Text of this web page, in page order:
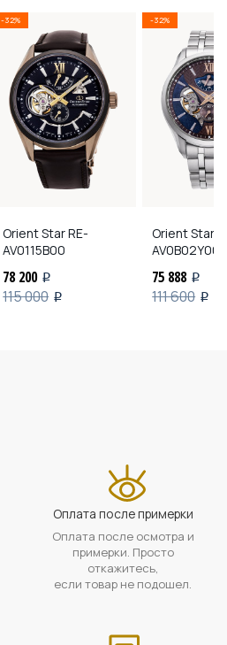
-32%
Orient StarRE-
AV0115B00
78 200 i
115 000 i
-32%
Orient Star
AV0B02Y00
75 888 i
111 600 i
Оплата после примерки
Оплата после осмотра и
примерки. Просто
откажитесь,
если товар не подошел.